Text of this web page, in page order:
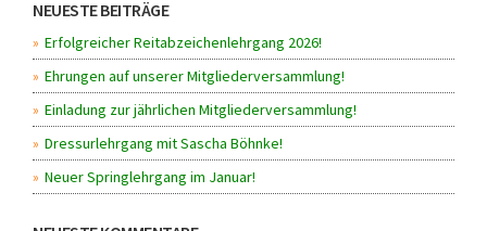
NEUESTE BEITRÄGE
Erfolgreicher Reitabzeichenlehrgang 2026!
Ehrungen auf unserer Mitgliederversammlung!
Einladung zur jährlichen Mitgliederversammlung!
Dressurlehrgang mit Sascha Böhnke!
Neuer Springlehrgang im Januar!